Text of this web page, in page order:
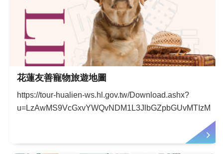
花蓮友善寵物旅遊地圖
https://tour-hualien-ws.hl.gov.tw/Download.ashx?